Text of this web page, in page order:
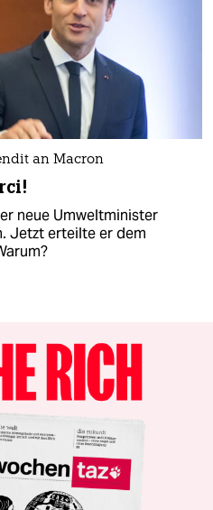
an Macron
neue Umweltminister
Jetzt erteilte er dem